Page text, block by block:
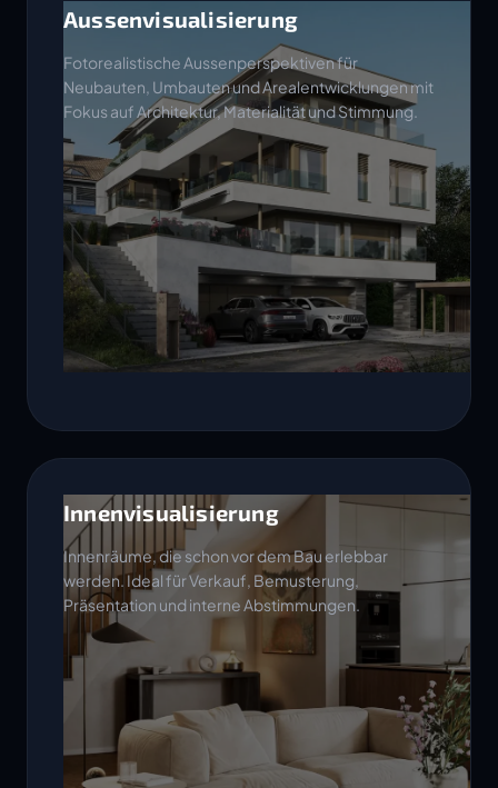
Aussenvisualisierung
Fotorealistische Aussenperspektiven für
Neubauten, Umbauten und Arealentwicklungen mit
Fokus auf Architektur, Materialität und Stimmung.
Innenvisualisierung
Innenräume, die schon vor dem Bau erlebbar
werden. Ideal für Verkauf, Bemusterung,
Präsentation und interne Abstimmungen.